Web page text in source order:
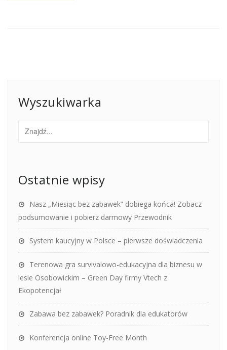
Wyszukiwarka
Ostatnie wpisy
Nasz „Miesiąc bez zabawek” dobiega końca! Zobacz
podsumowanie i pobierz darmowy Przewodnik
System kaucyjny w Polsce – pierwsze doświadczenia
Terenowa gra survivalowo-edukacyjna dla biznesu w
lesie Osobowickim – Green Day firmy Vtech z
Ekopotencjał
Zabawa bez zabawek? Poradnik dla edukatorów
Konferencja online Toy-Free Month